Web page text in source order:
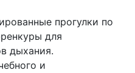
прогулки по
для
дыхания.
и